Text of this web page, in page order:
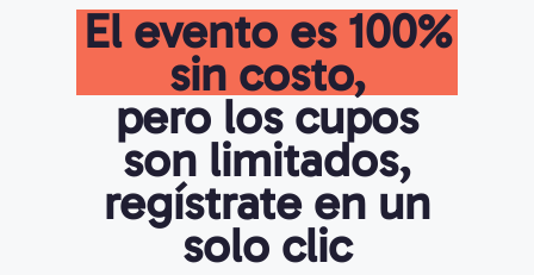
El evento es 100%
sin costo,
pero los cupos
son limitados,
regístrate en un
solo clic